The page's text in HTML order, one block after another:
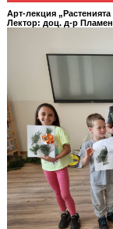
Арт-лекция
Лектор: доц. д-р Пламен